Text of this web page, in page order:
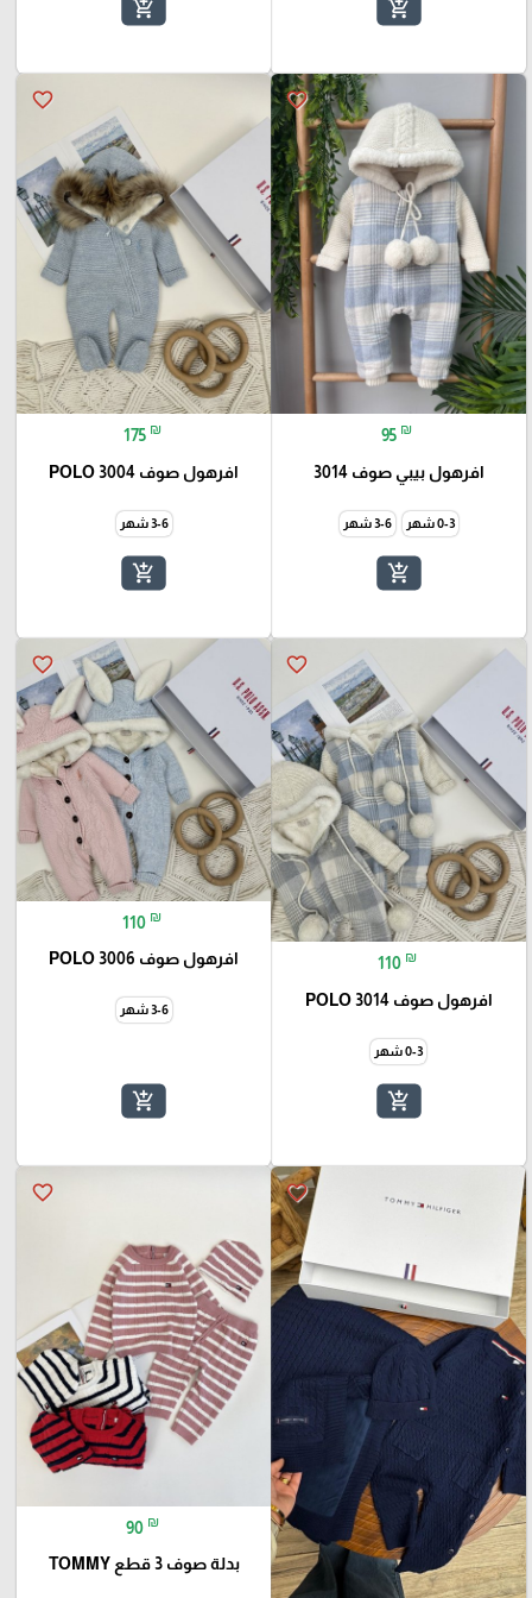
add_shopping_cart
add_shopping_cart
favorite_border
95 ₪
افرهول بيبي صوف 3014
0-3 شهر 3-6 شهر
add_shopping_cart
favorite_border
175 ₪
افرهول صوف 3004 POLO
3-6 شهر
add_shopping_cart
favorite_border
110 ₪
افرهول صوف POLO 3014
0-3 شهر
add_shopping_cart
favorite_border
110 ₪
افرهول صوف POLO 3006
3-6 شهر
add_shopping_cart
favorite_border
favorite_border
90 ₪
بدلة صوف 3 قطع TOMMY